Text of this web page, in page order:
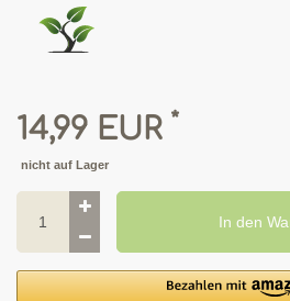
14,99 EUR *
nicht auf Lager
In den